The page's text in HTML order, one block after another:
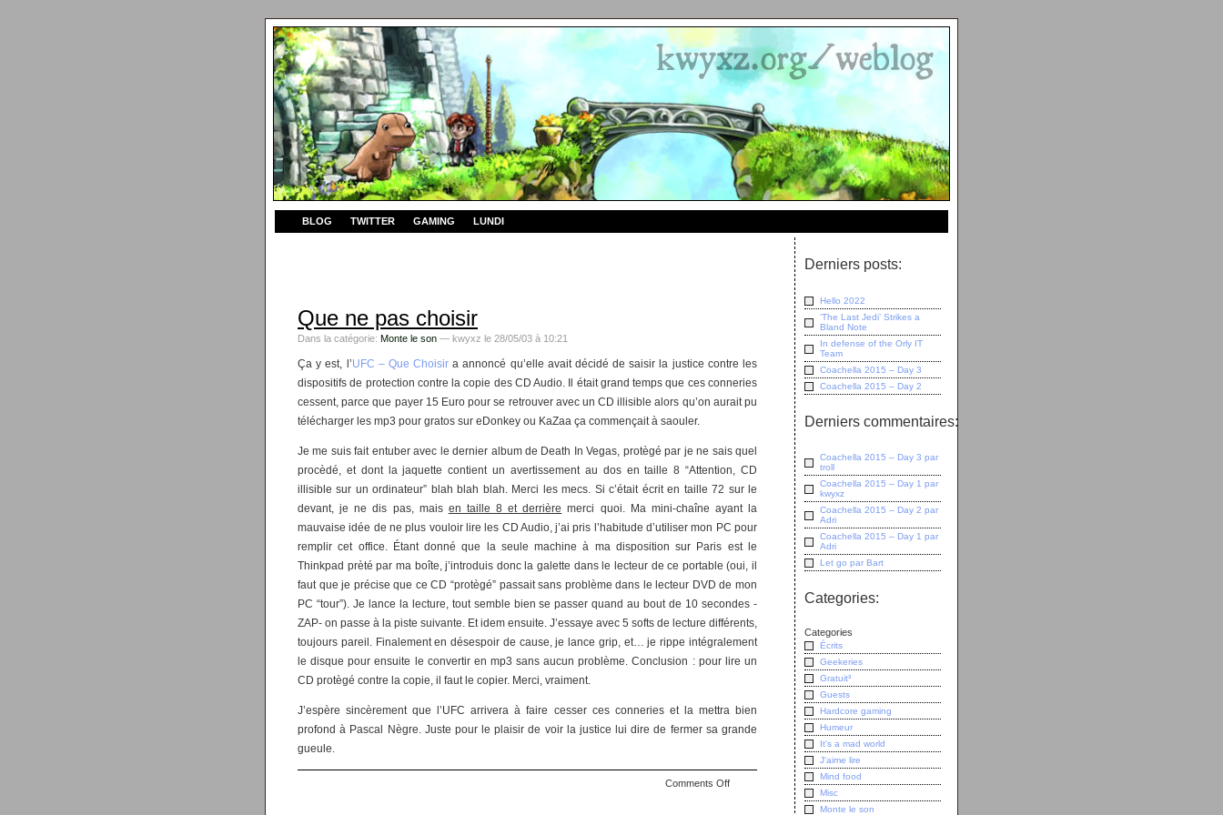
BLOG TWITTER GAMING LUNDI
Que ne pas choisir
Dans la catégorie: Monte le son — kwyxz le 28/05/03 à 10:21
Ça y est, l’UFC – Que Choisir a annoncé qu’elle avait décidé de saisir la justice contre les
dispositifs de protection contre la copie des CD Audio. Il était grand temps que ces conneries
cessent, parce que payer 15 Euro pour se retrouver avec un CD illisible alors qu’on aurait pu
télécharger les mp3 pour gratos sur eDonkey ou KaZaa ça commençait à saouler.
Je me suis fait entuber avec le dernier album de Death In Vegas, protègé par je ne sais quel
procèdé, et dont la jaquette contient un avertissement au dos en taille 8 “Attention, CD
illisible sur un ordinateur” blah blah blah. Merci les mecs. Si c’était écrit en taille 72 sur le
devant, je ne dis pas, mais en taille 8 et derrière merci quoi. Ma mini-chaîne ayant la
mauvaise idée de ne plus vouloir lire les CD Audio, j’ai pris l’habitude d’utiliser mon PC pour
remplir cet office. Étant donné que la seule machine à ma disposition sur Paris est le
Thinkpad prèté par ma boîte, j’introduis donc la galette dans le lecteur de ce portable (oui, il
faut que je précise que ce CD “protègé” passait sans problème dans le lecteur DVD de mon
PC “tour”). Je lance la lecture, tout semble bien se passer quand au bout de 10 secondes -
ZAP- on passe à la piste suivante. Et idem ensuite. J’essaye avec 5 softs de lecture différents,
toujours pareil. Finalement en désespoir de cause, je lance grip, et… je rippe intégralement
le disque pour ensuite le convertir en mp3 sans aucun problème. Conclusion : pour lire un
CD protègé contre la copie, il faut le copier. Merci, vraiment.
J’espère sincèrement que l’UFC arrivera à faire cesser ces conneries et la mettra bien
profond à Pascal Nègre. Juste pour le plaisir de voir la justice lui dire de fermer sa grande
gueule.
Comments Offon
Derniers posts:
Hello 2022
‘The Last Jedi’ Strikes a
Bland Note
In defense of the Orly IT
Team
Coachella 2015 – Day 3
Coachella 2015 – Day 2
Derniers commentaires:
Coachella 2015 – Day 3 par
troll
Coachella 2015 – Day 1 par
kwyxz
Coachella 2015 – Day 2 par
Adri
Coachella 2015 – Day 1 par
Adri
Let go par Bart
Categories:
Categories
Écrits
Geekeries
Gratuit³
Guests
Hardcore gaming
Humeur
It's a mad world
J'aime lire
Mind food
Misc
Monte le son